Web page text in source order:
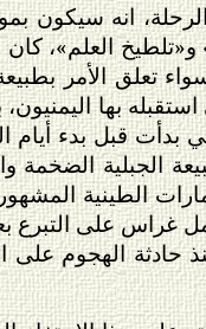
انه سيكون
العلم»،
تعلق الأمر
بها
بدأت قبل بدء أيام
الضخمة
الطينية
غراس على التبرع
حادثة الهجوم على